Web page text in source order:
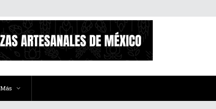
Más